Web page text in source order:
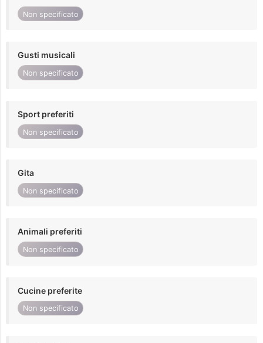
Non specificato
Gusti musicali
Non specificato
Sport preferiti
Non specificato
Gita
Non specificato
Animali preferiti
Non specificato
Cucine preferite
Non specificato